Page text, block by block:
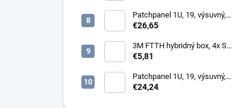
Patchpanel 1U, 19, výsuvný,
12x SC duplex, biely (2x
€26,65
3M FTTH hybridný box, 4x SC,
keystone, simplex, vnútorný
€5,81
Patchpanel 1U, 19, výsuvný,
24x SC simplex, 24x LC
€24,24